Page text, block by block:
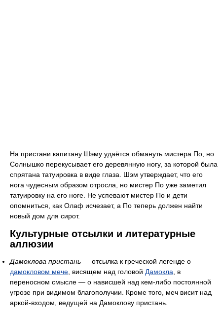
На пристани капитану Шэму удаётся обмануть мистера По, но
Солнышко перекусывает его деревянную ногу, за которой была
спрятана татуировка в виде глаза. Шэм утверждает, что его
нога чудесным образом отросла, но мистер По уже заметил
татуировку на его ноге. Не успевают мистер По и дети
опомниться, как Олаф исчезает, а По теперь должен найти
новый дом для сирот.
Культурные отсылки и литературные
аллюзии
Дамоклова пристань — отсылка к греческой легенде о
дамокловом мече , висящем над головой Дамокла , в
переносном смысле — о нависшей над кем-либо постоянной
угрозе при видимом благополучии. Кроме того, меч висит над
аркой-входом, ведущей на Дамоклову пристань.